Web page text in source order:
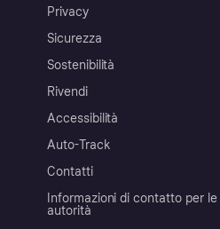
Privacy
Sicurezza
Sostenibilità
Rivendi
Accessibilità
Auto-Track
Contatti
Informazioni di contatto per le
autorità